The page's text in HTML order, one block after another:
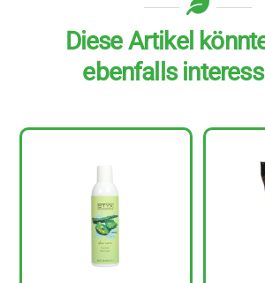
Diese Artikel
ebenfalls